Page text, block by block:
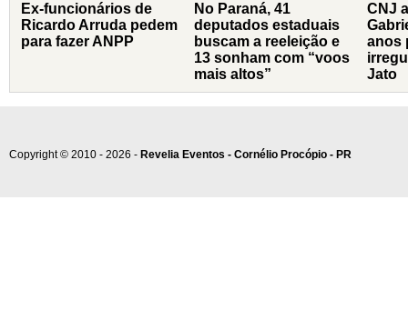
Ex-funcionários de
Ricardo Arruda pedem
para fazer ANPP
No Paraná, 41
deputados estaduais
buscam a reeleição e
13 sonham com “voos
mais altos”
CNJ
anos
Jato
Copyright © 2010 - 2026 - Revelia Eventos - Cornélio Procópio - PR